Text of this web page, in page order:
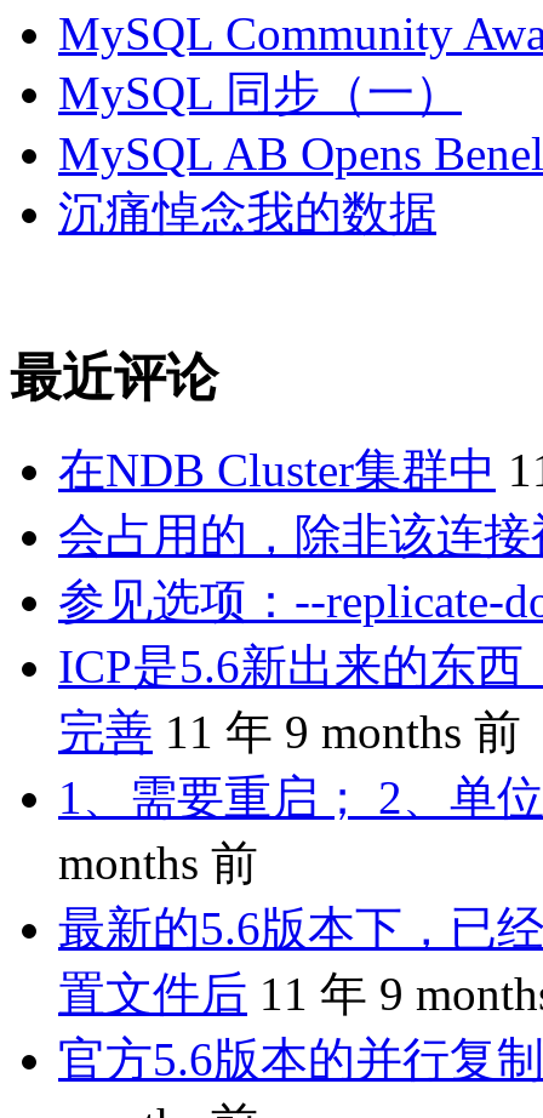
MySQL Community
MySQL 同步（一）
MySQL AB Opens
沉痛悼念我的数据
最近评论
在NDB Cluster集群中
会占用的，除非该连
参见选项：--replicate-
ICP是5.6新出来的东
完善 11 年 9 months 前
1、需要重启； 2、单
months 前
最新的5.6版本下，已
置文件后 11 年 9
官方5.6版本的并行复